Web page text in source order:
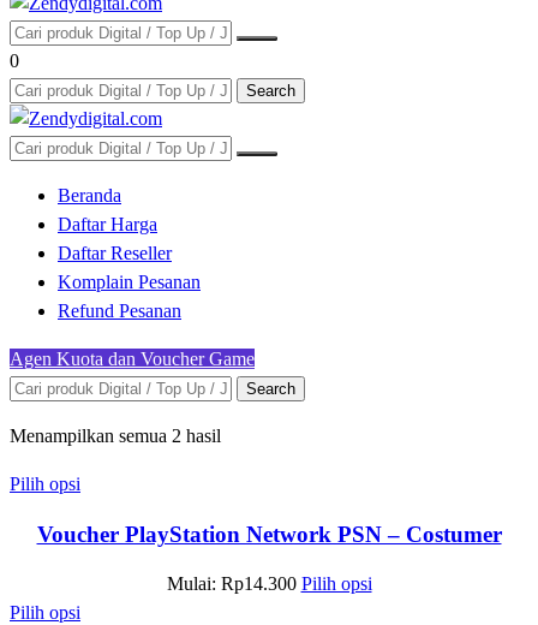
0
Search
Beranda
Daftar Harga
Daftar Reseller
Komplain Pesanan
Refund Pesanan
Agen Kuota dan Voucher Game
Search
Menampilkan semua 2 hasil
Pilih opsi
Voucher PlayStation Network PSN – Costumer
Mulai: Rp14.300 Pilih opsi
Pilih opsi